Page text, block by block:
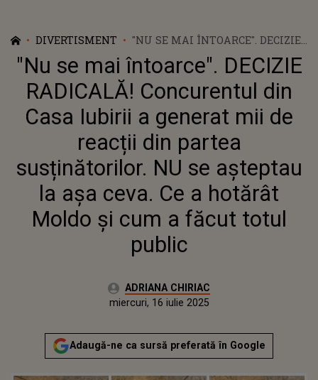
DIVERTISMENT
"NU SE MAI ÎNTOARCE". DECIZIE
RADICALĂ! CONCURENTUL DIN
CASA IUBIRII A GENERAT MII DE
REACȚII DIN PARTEA
SUSȚINĂTORILOR. NU SE
AȘTEPTAU LA AȘA CEVA. CE A
HOTĂRÂT MOLDO ŞI CUM A
FĂCUT TOTUL PUBLIC
"Nu se mai întoarce". DECIZIE
RADICALĂ! Concurentul din
Casa Iubirii a generat mii de
reacții din partea
susținătorilor. NU se așteptau
la așa ceva. Ce a hotărât
Moldo şi cum a făcut totul
public
Autor:ADRIANA CHIRIAC
miercuri, 16 iulie 2025Actualizat:
miercuri, 16 iulie 2025
Adaugă-ne ca sursă preferată în Google